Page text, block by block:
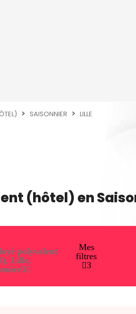
SAISONNIER LILLE
(hôtel)en
polyvalent
Lille,
3
Mes
filtres
3